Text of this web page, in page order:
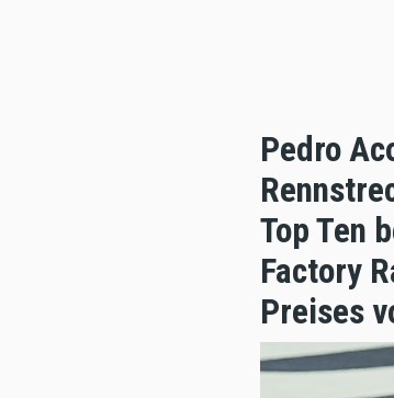
Pedro
Top Ten
Factory
Preises